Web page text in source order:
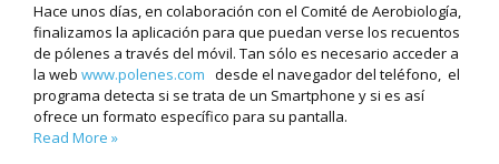
Hace unos días, en colaboración con el Comité de Aerobiología,
finalizamos la aplicación para que puedan verse los recuentos
de pólenes a través del móvil. Tan sólo es necesario acceder a
la web www.polenes.com desde el navegador del teléfono, el
programa detecta si se trata de un Smartphone y si es así
ofrece un formato específico para su pantalla.
Read More »